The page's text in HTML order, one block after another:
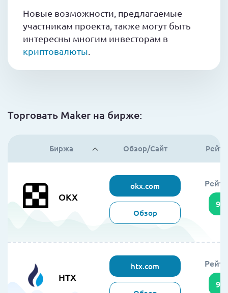
Новые возможности, предлагаемые
участникам проекта, также могут быть
интересны многим инвесторам в
криптовалюты
Торговать Maker на бирже:
Биржа Обзор/Сайт
OKX
okx.com
Обзор
95
HTX
htx.com
94